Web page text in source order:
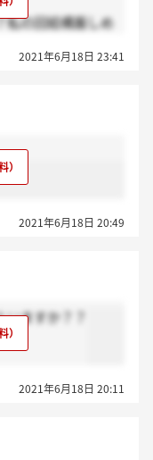
私の回結構厳しめ
2021年6月18日 23:41
2021年6月18日 20:49
ますか？？
2021年6月18日 20:11